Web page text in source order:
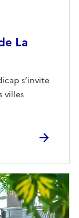
La
s’invite
villes